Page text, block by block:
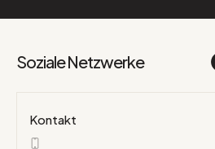
Soziale Netzwerke
Kontakt